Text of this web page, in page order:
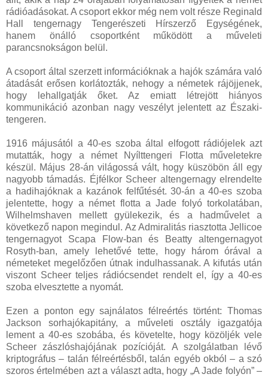
rádióadásokat. A csoport ekkor még nem volt része Reginald
Hall tengernagy Tengerészeti Hírszerző Egységének,
hanem önálló csoportként működött a műveleti
parancsnokságon belül.
A csoport által szerzett információknak a hajók számára való
átadását erősen korlátozták, nehogy a németek rájöjjenek,
hogy lehallgatják őket. Az emiatt létrejött hiányos
kommunikáció azonban nagy veszélyt jelentett az Északi-
tengeren.
1916 májusától a 40-es szoba által elfogott rádiójelek azt
mutatták, hogy a német Nyílttengeri Flotta műveletekre
készül. Május 28-án világossá vált, hogy küszöbön áll egy
nagyobb támadás. Éjfélkor Scheer altengernagy elrendelte
a hadihajóknak a kazánok felfűtését. 30-án a 40-es szoba
jelentette, hogy a német flotta a Jade folyó torkolatában,
Wilhelmshaven mellett gyülekezik, és a hadművelet a
következő napon megindul. Az Admiralitás riasztotta Jellicoe
tengernagyot Scapa Flow-ban és Beatty altengernagyot
Rosyth-ban, amely lehetővé tette, hogy három órával a
németeket megelőzően útnak indulhassanak. A kifutás után
viszont Scheer teljes rádiócsendet rendelt el, így a 40-es
szoba elvesztette a nyomát.
Ezen a ponton egy sajnálatos félreértés történt: Thomas
Jackson sorhajókapitány, a műveleti osztály igazgatója
lement a 40-es szobába, és követelte, hogy közöljék vele
Scheer zászlóshajójának pozícióját. A szolgálatban lévő
kriptográfus – talán félreértésből, talán egyéb okból – a szó
szoros értelmében azt a választ adta, hogy „A Jade folyón” –